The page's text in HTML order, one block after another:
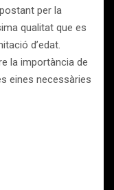
per la
qualitat que es
d’edat.
la importància de
eines necessàries